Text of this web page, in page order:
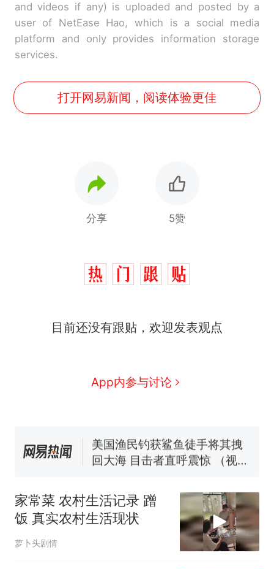
and videos if any) is uploaded and posted by a
user of NetEase Hao, which is a social media
platform and only provides information storage
services.
打开网易新闻，阅读体验更佳
分享 5赞
目前还没有跟贴，欢迎发表观点
App内参与讨论
么？
人生
费大厨“全国小炒肉大王”称
号，仅凭视频评出？中国烹饪
140多朵
美国渔民钓获鲨鱼徒手将其拽
回大海 目击者直呼震惊 （视频
官方通报
热
制裁瓜子饺子，美国怕什
么？
家常菜 农村生活记录 蹭
饭 真实农村生活现状
萝卜头剧情